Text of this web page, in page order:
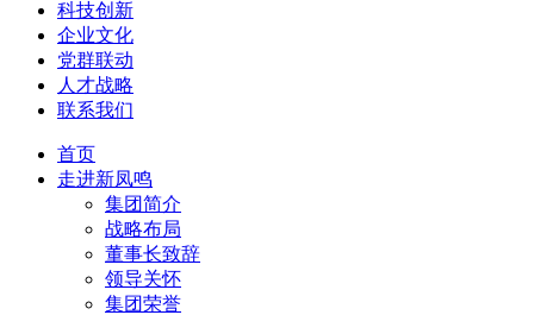
科技创新
企业文化
党群联动
人才战略
联系我们
首页
走进新凤鸣
集团简介
战略布局
董事长致辞
领导关怀
集团荣誉